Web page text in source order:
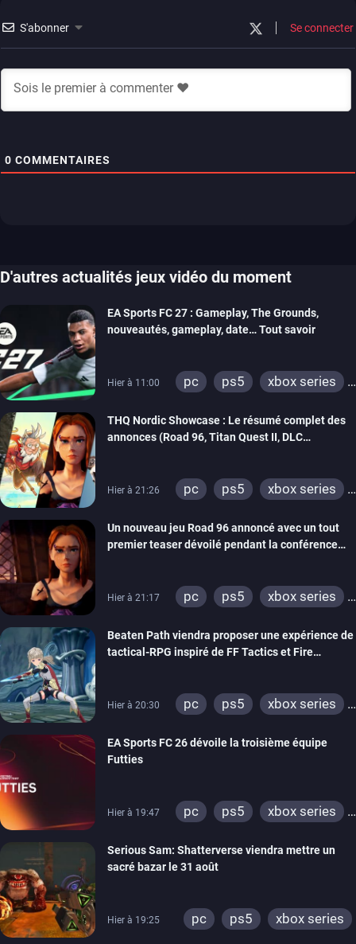
S'abonner Se connecter
0 COMMENTAIRES
D'autres actualités jeux vidéo du moment
EA Sports FC 27 : Gameplay, The Grounds,
nouveautés, gameplay, date… Tout savoir
Hier à 11:00 pc ps5
xbox series
THQ Nordic Showcase : Le résumé complet des
annonces (Road 96, Titan Quest II, DLC
Hier à 21:26 pc ps5
xbox series
xbox one
switch 2
Un nouveau jeu Road 96 annoncé avec un tout
premier teaser dévoilé pendant la conférence
Hier à 21:17 pc ps5
xbox series
xbox one
Beaten Path viendra proposer une expérience de
tactical-RPG inspiré de FF Tactics et Fire
Hier à 20:30 pc ps5
xbox series
EA Sports FC 26 dévoile la troisième équipe
Futties
Hier à 19:47 pc ps5
xbox series
xbox one
switch 2
Serious Sam: Shatterverse viendra mettre un
sacré bazar le 31 août
Hier à 19:25 pc ps5 xbox series